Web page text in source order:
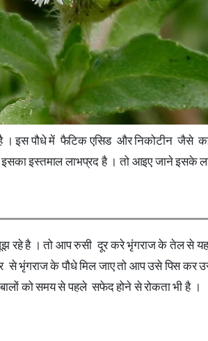
है । इस पौधे में फैटिक एसिड और निकोटीन जैसे
इस्तमाल लाभप्रद है । तो आइए जाने इसके
रहे है । तो आप रुसी दूर करे भृंगराज के तेल से यह
भृंगराज के पौधे मिल जाए तो आप उसे पिस कर
को समय से पहले सफेद होने से रोकता भी है ।